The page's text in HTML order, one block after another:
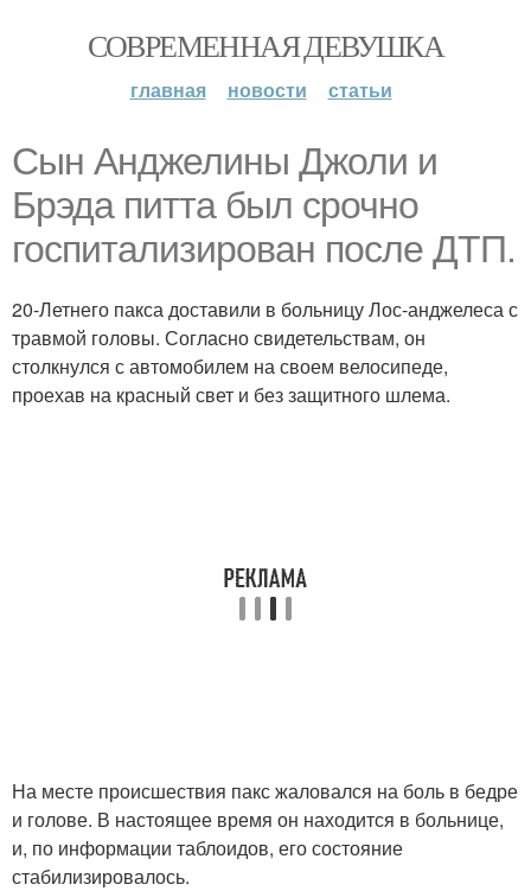
СОВРЕМЕННАЯ ДЕВУШКА
главная новости статьи
Сын Анджелины Джоли и
Брэда питта был срочно
госпитализирован после ДТП.
20-Летнего пакса доставили в больницу Лос-анджелеса с
травмой головы. Согласно свидетельствам, он
столкнулся с автомобилем на своем велосипеде,
проехав на красный свет и без защитного шлема.
На месте происшествия пакс жаловался на боль в бедре
и голове. В настоящее время он находится в больнице,
и, по информации таблоидов, его состояние
стабилизировалось.